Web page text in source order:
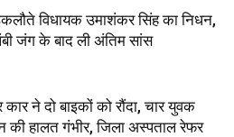
विधायक उमाशंकर सिंह का निधन,
जंग के बाद ली अंतिम सांस
ने दो बाइकों को रौंदा, चार युवक
की हालत गंभीर, जिला अस्पताल रेफर